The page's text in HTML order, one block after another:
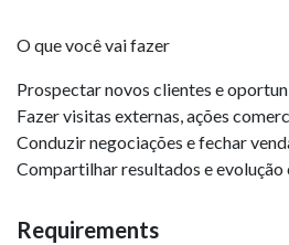
O que você vai fazer
Prospectar novos clientes e
Fazer visitas externas, ações
Conduzir negociações e fechar
Compartilhar resultados e
Requirements